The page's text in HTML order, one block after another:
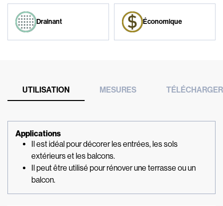
Drainant Économique
UTILISATION MESURES TÉLÉCHARGER
Applications
Il est idéal pour décorer les entrées, les sols
extérieurs et les balcons.
Il peut être utilisé pour rénover une terrasse ou un
balcon.